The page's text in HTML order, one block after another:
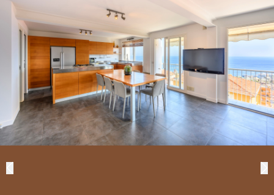
OFF MARKET
Tipo di proprietà
Prezzo
CERCA